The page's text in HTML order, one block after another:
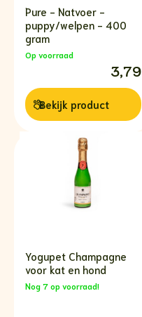
Pure - Natvoer -
puppy/welpen - 400
gram
Op voorraad
3,79
Bekijk product
Yogupet Champagne
voor kat en hond
Nog 7 op voorraad!